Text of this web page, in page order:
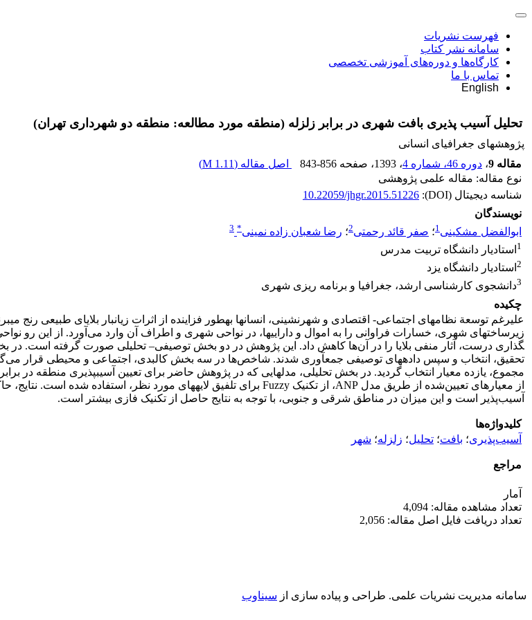
فهرست نشریات
سامانه نشر کتاب
کارگاه‌ها و دوره‌های آموزشی تخصصی
تماس با ما
English
تحلیل آسیب پذیری بافت شهری در برابر زلزله (منطقه مورد مطالعه: منطقه دو شهرداری تهران)
پژوهشهای جغرافیای انسانی
مقاله 9
، دوره 46، شماره 4 ، 1393 ، صفحه 843-856 اصل مقاله (1.11 M
)
نوع مقاله: مقاله علمی پژوهشی
شناسه دیجیتال (DOI):
10.22059/jhgr.2015.51226
نویسندگان
ابوالفضل مشکینی1؛ صفر قائد رحمتی2؛ رضا شعبان زاده نمینی*
3
1 استادیار دانشگاه تربیت مدرس
2 استادیار دانشگاه یزد
3دانشجوی کارشناسی ارشد، جغرافیا و برنامه ریزی شهری
چکیده
علی­رغم توسعة نظام­های اجتماعی- اقتصادی و شهرنشینی، انسان­ها به­طور فزاینده از اثرات زیان­بار بلایای طبیعی
گذاری درست، آثار منفی بلایا را در آن‌ها کاهش داد. این پژوهش در دو بخش توصیفی– تحلیلی صورت گرفته است. در
تحقیق، انتخاب و سپس داده­­­های توصیفی جمع­آوری شدند. شاخص‌ها در سه بخش کالبدی، اجتماعی و محیطی قرار
آسیب‌پذیر است و این میزان در مناطق شرقی و جنوبی، با توجه به نتایج حاصل از تکنیک فازی بیشتر است.
کلیدواژه‌ها
آسیب‌پذیری؛ بافت؛ تحلیل؛ زلزله؛ شهر
مراجع
آمار
تعداد مشاهده مقاله: 4,094
تعداد دریافت فایل اصل مقاله: 2,056
سامانه مدیریت نشریات علمی. طراحی و پیاده سازی از سیناوب